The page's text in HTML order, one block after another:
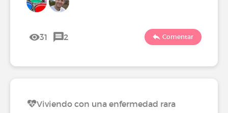
31 2 Comentar
Viviendo con una enfermedad rara